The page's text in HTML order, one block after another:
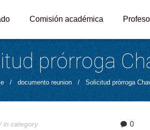
Comisión académica
prórroga
/ documento reunion / Solicitud prórroga
/ incategory 0